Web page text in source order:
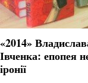
«2014»
Івченка: епопея
іронії